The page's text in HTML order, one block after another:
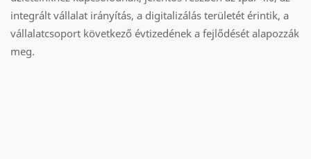
integrált vállalat irányítás, a digitalizálás területét érintik, a
vállalatcsoport következő évtizedének a fejlődését alapozzák
meg.